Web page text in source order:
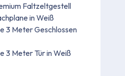
Faltzeltgestell
in Weiß
3 Meter Geschlossen
3 Meter Tür in Weiß